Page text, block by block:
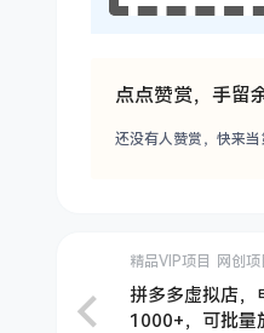
点点赞赏，手留
还没有人赞赏，快来当
精品VIP项目 网创项
拼多多虚拟店
1000+，可批量